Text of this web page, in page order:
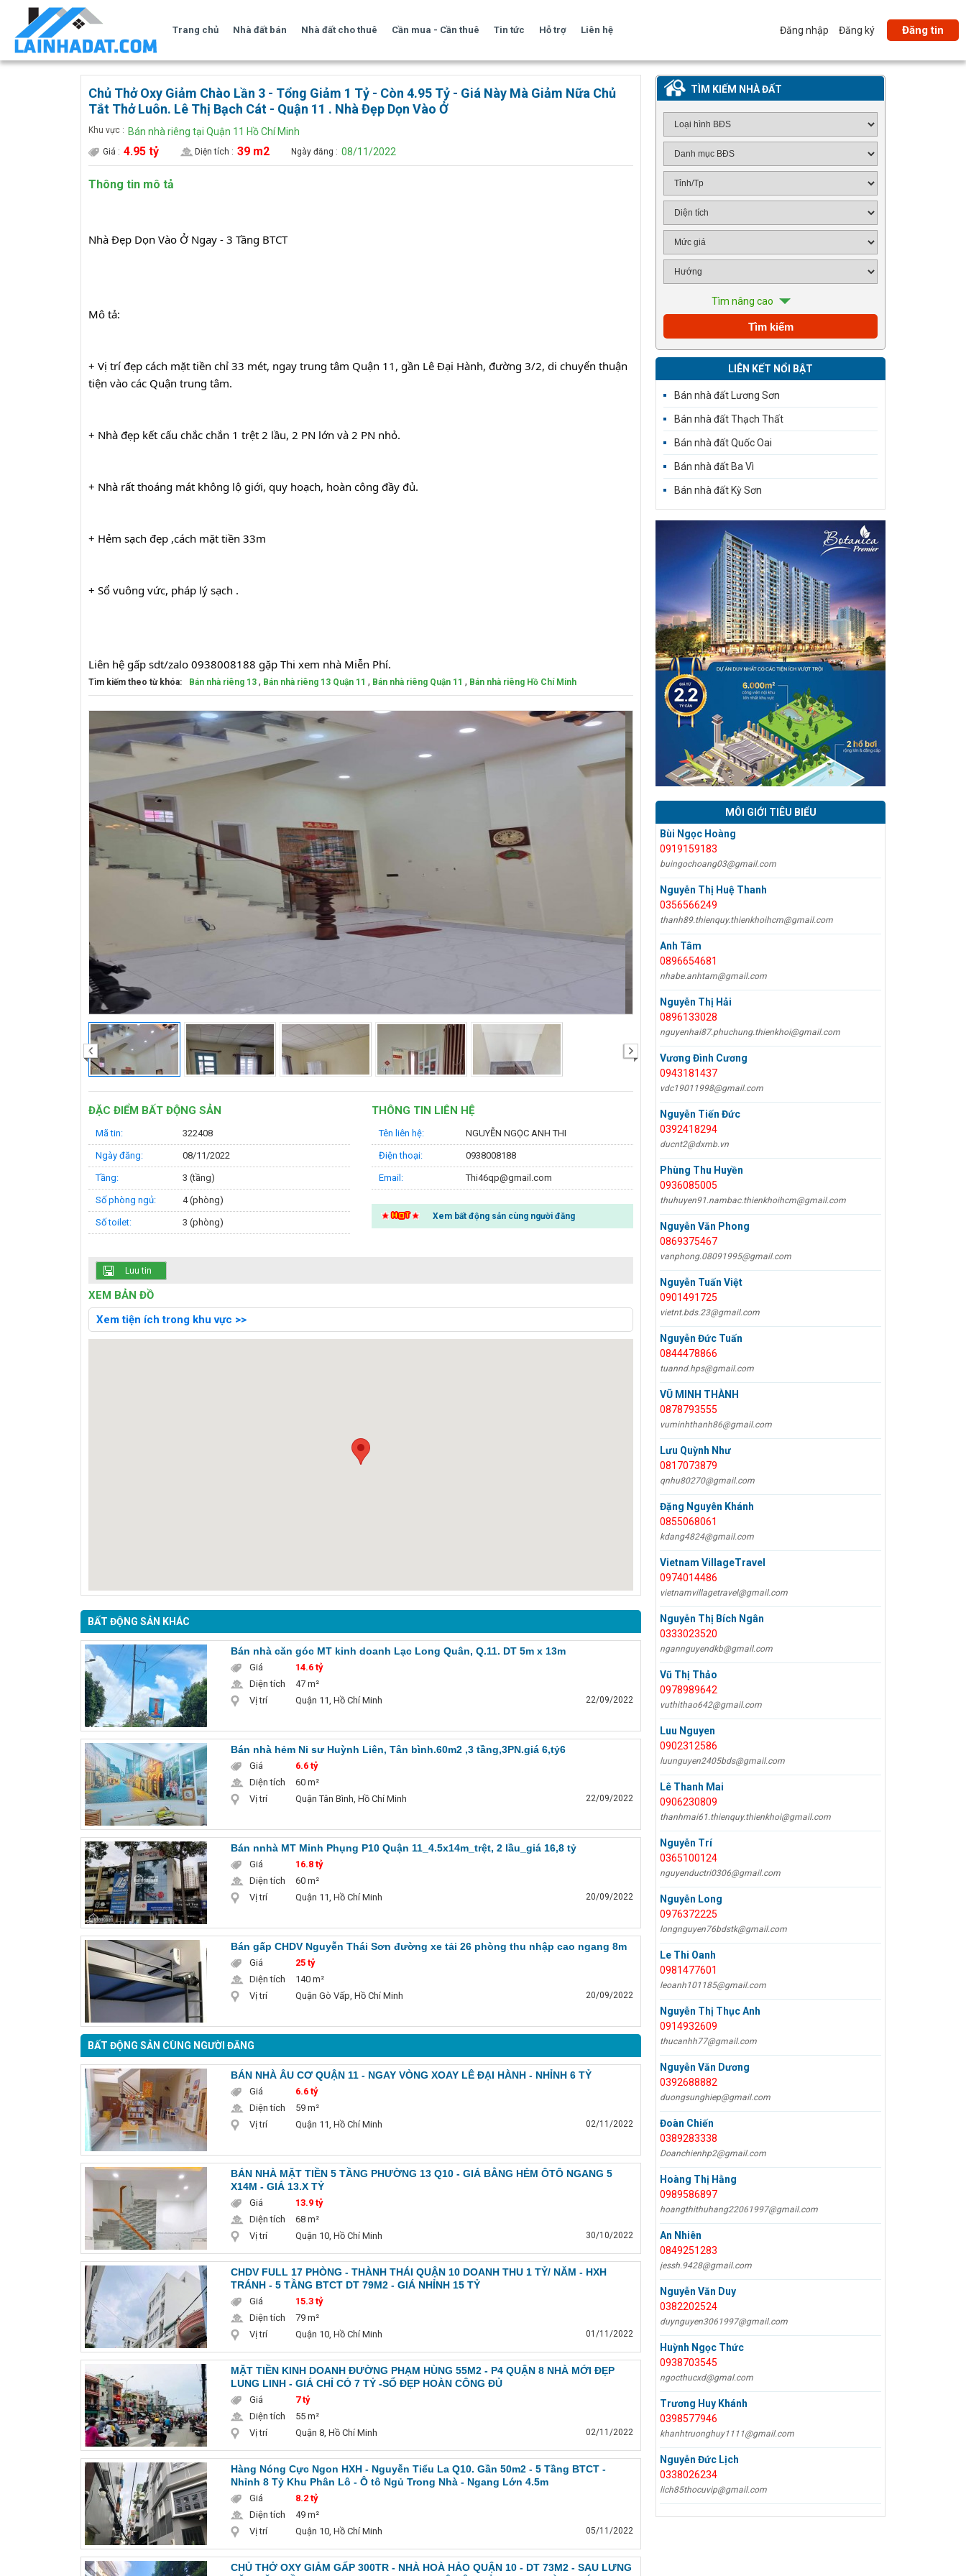
Trang chủ Nhà đất bán Nhà đất cho thuê Cần mua - Cần thuê Tin tức Hỗ trợ Liên hệ Đăng nhập Đăng ký Đăng tin
Chủ Thở Oxy Giảm Chào Lần 3 - Tổng Giảm 1 Tỷ - Còn 4.95 Tỷ - Giá Này Mà Giảm Nữa Chủ
Tắt Thở Luôn. Lê Thị Bạch Cát - Quận 11 . Nhà Đẹp Dọn Vào Ở
Khu vực : Bán nhà riêng tại Quận 11 Hồ Chí Minh
Giá : 4.95 tỷ Diện tích : 39 m2 Ngày đăng : 08/11/2022
Thông tin mô tả
Nhà Đẹp Dọn Vào Ở Ngay - 3 Tầng BTCT
Mô tả:
+ Vị trí đẹp cách mặt tiền chỉ 33 mét, ngay trung tâm Quận 11, gần Lê Đại Hành, đường 3/2, di chuyển thuận
tiện vào các Quận trung tâm.
+ Nhà đẹp kết cấu chắc chắn 1 trệt 2 lầu, 2 PN lớn và 2 PN nhỏ.
+ Nhà rất thoáng mát không lộ giới, quy hoạch, hoàn công đầy đủ.
+ Hẻm sạch đẹp ,cách mặt tiền 33m
+ Sổ vuông vức, pháp lý sạch .
Liên hệ gấp sdt/zalo 0938008188 gặp Thi xem nhà Miễn Phí.
Tìm kiếm theo từ khóa: Bán nhà riêng 13 , Bán nhà riêng 13 Quận 11 , Bán nhà riêng Quận 11 , Bán nhà riêng Hồ Chí Minh
‹ ›
ĐẶC ĐIỂM BẤT ĐỘNG SẢN
Mã tin: 322408
Ngày đăng: 08/11/2022
Tầng: 3 (tầng)
Số phòng ngủ: 4 (phòng)
Số toilet: 3 (phòng)
THÔNG TIN LIÊN HỆ
Tên liên hệ: NGUYỄN NGỌC ANH THI
Điện thoại: 0938008188
Email: Thi46qp@gmail.com
Xem bất động sản cùng người đăng
Luu tin
XEM BẢN ĐỒ
Xem tiện ích trong khu vực >>
BẤT ĐỘNG SẢN KHÁC
Bán nhà căn góc MT kinh doanh Lạc Long Quân, Q.11. DT 5m x 13m
Giá
14.6 tỷ
Diện tích
47 m²
Vị trí
Quận 11, Hồ Chí Minh 22/09/2022
Bán nhà hẻm Ni sư Huỳnh Liên, Tân bình.60m2 ,3 tầng,3PN.giá 6,tỷ6
Giá
6.6 tỷ
Diện tích
60 m²
Vị trí
Quận Tân Bình, Hồ Chí Minh 22/09/2022
Bán nnhà MT Minh Phụng P10 Quận 11_4.5x14m_trệt, 2 lầu_giá 16,8 tỷ
Giá
16.8 tỷ
Diện tích
60 m²
Vị trí
Quận 11, Hồ Chí Minh 20/09/2022
Bán gấp CHDV Nguyễn Thái Sơn đường xe tải 26 phòng thu nhập cao ngang 8m
Giá
25 tỷ
Diện tích
140 m²
Vị trí
Quận Gò Vấp, Hồ Chí Minh 20/09/2022
BẤT ĐỘNG SẢN CÙNG NGƯỜI ĐĂNG
BÁN NHÀ ÂU CƠ QUẬN 11 - NGAY VÒNG XOAY LÊ ĐẠI HÀNH - NHỈNH 6 TỶ
Giá
6.6 tỷ
Diện tích
59 m²
Vị trí
Quận 11, Hồ Chí Minh 02/11/2022
BÁN NHÀ MẶT TIỀN 5 TẦNG PHƯỜNG 13 Q10 - GIÁ BẰNG HẺM ÔTÔ NGANG 5
X14M - GIÁ 13.X TỶ
Giá
13.9 tỷ
Diện tích
68 m²
Vị trí
Quận 10, Hồ Chí Minh 30/10/2022
CHDV FULL 17 PHÒNG - THÀNH THÁI QUẬN 10 DOANH THU 1 TỶ/ NĂM - HXH
TRÁNH - 5 TẦNG BTCT DT 79M2 - GIÁ NHỈNH 15 TỶ
Giá
15.3 tỷ
Diện tích
79 m²
Vị trí
Quận 10, Hồ Chí Minh 01/11/2022
MẶT TIỀN KINH DOANH ĐƯỜNG PHẠM HÙNG 55M2 - P4 QUẬN 8 NHÀ MỚI ĐẸP
LUNG LINH - GIÁ CHỈ CÓ 7 TỶ -SỔ ĐẸP HOÀN CÔNG ĐỦ
Giá
7 tỷ
Diện tích
55 m²
Vị trí
Quận 8, Hồ Chí Minh 02/11/2022
Hàng Nóng Cực Ngon HXH - Nguyễn Tiểu La Q10. Gần 50m2 - 5 Tầng BTCT -
Nhỉnh 8 Tỷ Khu Phân Lô - Ô tô Ngủ Trong Nhà - Ngang Lớn 4.5m
Giá
8.2 tỷ
Diện tích
49 m²
Vị trí
Quận 10, Hồ Chí Minh 05/11/2022
CHỦ THỞ OXY GIẢM GẤP 300TR - NHÀ HOÀ HẢO QUẬN 10 - DT 73M2 - SAU LƯNG
TÌM KIẾM NHÀ ĐẤT
Tìm nâng cao
LIÊN KẾT NỔI BẬT
Bán nhà đất Lương Sơn
Bán nhà đất Thạch Thất
Bán nhà đất Quốc Oai
Bán nhà đất Ba Vì
Bán nhà đất Kỳ Sơn
MÔI GIỚI TIÊU BIỂU
Bùi Ngọc Hoàng
0919159183
buingochoang03@gmail.com
Nguyễn Thị Huệ Thanh
0356566249
thanh89.thienquy.thienkhoihcm@gmail.com
Anh Tâm
0896654681
nhabe.anhtam@gmail.com
Nguyễn Thị Hải
0896133028
nguyenhai87.phuchung.thienkhoi@gmail.com
Vương Đình Cương
0943181437
vdc19011998@gmail.com
Nguyễn Tiến Đức
0392418294
ducnt2@dxmb.vn
Phùng Thu Huyền
0936085005
thuhuyen91.nambac.thienkhoihcm@gmail.com
Nguyễn Văn Phong
0869375467
vanphong.08091995@gmail.com
Nguyễn Tuấn Việt
0901491725
vietnt.bds.23@gmail.com
Nguyễn Đức Tuấn
0844478866
tuannd.hps@gmail.com
VŨ MINH THÀNH
0878793555
vuminhthanh86@gmail.com
Lưu Quỳnh Như
0817073879
qnhu80270@gmail.com
Đặng Nguyên Khánh
0855068061
kdang4824@gmail.com
Vietnam VillageTravel
0974014486
vietnamvillagetravel@gmail.com
Nguyễn Thị Bích Ngân
0333023520
ngannguyendkb@gmail.com
Vũ Thị Thảo
0978989642
vuthithao642@gmail.com
Luu Nguyen
0902312586
luunguyen2405bds@gmail.com
Lê Thanh Mai
0906230809
thanhmai61.thienquy.thienkhoi@gmail.com
Nguyễn Trí
0365100124
nguyenductri0306@gmail.com
Nguyễn Long
0976372225
longnguyen76bdstk@gmail.com
Le Thi Oanh
0981477601
leoanh101185@gmail.com
Nguyễn Thị Thục Anh
0914932609
thucanhh77@gmail.com
Nguyễn Văn Dương
0392688882
duongsunghiep@gmail.com
Đoàn Chiến
0389283338
Doanchienhp2@gmail.com
Hoàng Thị Hằng
0989586897
hoangthithuhang22061997@gmail.com
An Nhiên
0849251283
jessh.9428@gmail.com
Nguyễn Văn Duy
0382202524
duynguyen3061997@gmail.com
Huỳnh Ngọc Thức
0938703545
ngocthucxd@gmal.com
Trương Huy Khánh
0398577946
khanhtruonghuy1111@gmail.com
Nguyễn Đức Lịch
0338026234
lich85thocuvip@gmail.com